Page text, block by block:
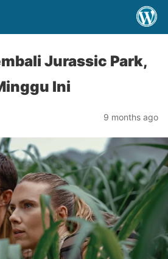
Jurassic Park,
Ini
9 months ago